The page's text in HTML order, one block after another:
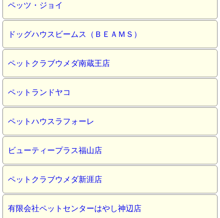
ペッツ・ジョイ
ドッグハウスビームス（ＢＥＡＭＳ）
ペットクラブウメダ南蔵王店
ペットランドヤコ
ペットハウスラフォーレ
ビューティープラス福山店
ペットクラブウメダ新涯店
有限会社ペットセンターはやし神辺店